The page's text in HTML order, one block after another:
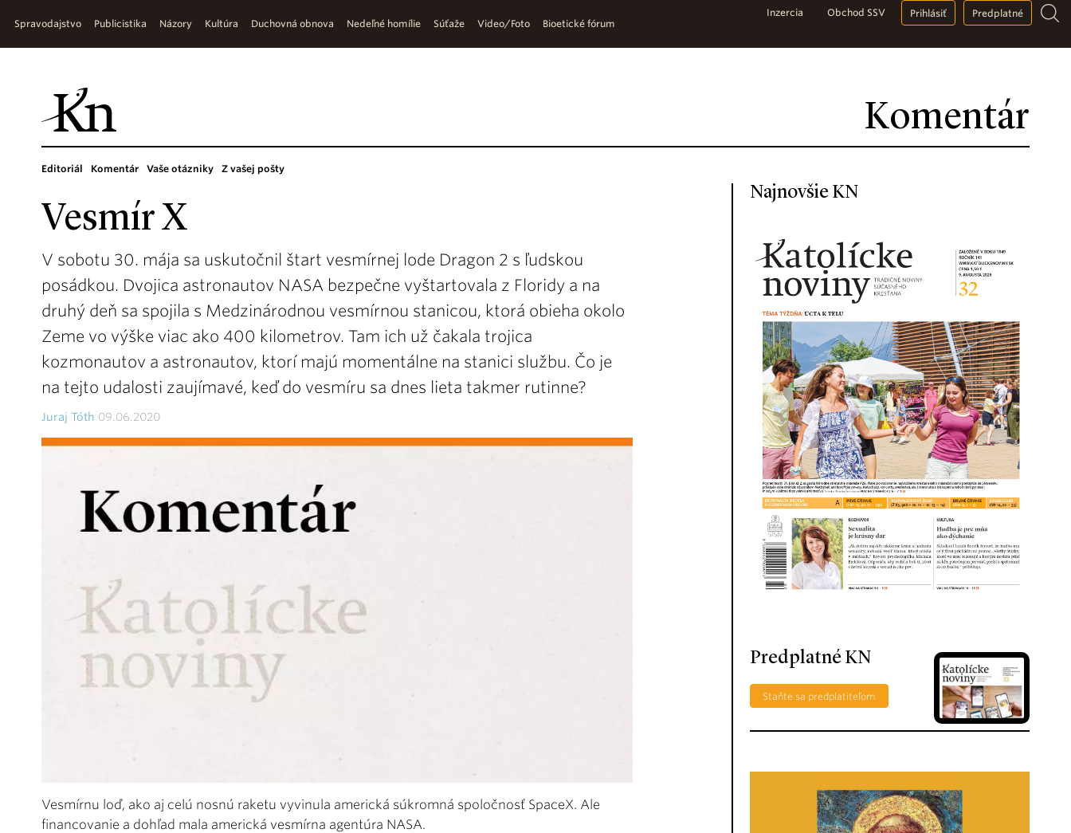
Komentár
Spravodajstvo Publicistika Názory Kultúra Duchovná obnova Nedeľné homílie Súťaže Video/Foto Bioetické fórum
Inzercia Obchod SSV Prihlásiť Predplatné
Editoriál Komentár Vaše otázniky Z vašej pošty
Vesmír X
V sobotu 30. mája sa uskutočnil štart vesmírnej lode Dragon 2 s ľudskou
posádkou. Dvojica astronautov NASA bezpečne vyštartovala z Floridy a na
druhý deň sa spojila s Medzinárodnou vesmírnou stanicou, ktorá obieha okolo
Zeme vo výške viac ako 400 kilometrov. Tam ich už čakala trojica
kozmonautov a astronautov, ktorí majú momentálne na stanici službu. Čo je
na tejto udalosti zaujímavé, keď do vesmíru sa dnes lieta takmer rutinne?
Juraj Tóth 09.06.2020
Vesmírnu loď, ako aj celú nosnú raketu vyvinula americká súkromná spoločnosť SpaceX. Ale
financovanie a dohľad mala americká vesmírna agentúra NASA.
Najnovšie KN
Predplatné KN
Staňte sa predplatiteľom